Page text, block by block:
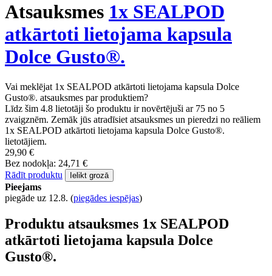
Atsauksmes 1x SEALPOD
atkārtoti lietojama kapsula
Dolce Gusto®.
Vai meklējat 1x SEALPOD atkārtoti lietojama kapsula Dolce
Gusto®. atsauksmes par produktiem?
Līdz šim 4.8 lietotāji šo produktu ir novērtējuši ar 75 no 5
zvaigznēm. Zemāk jūs atradīsiet atsauksmes un pieredzi no reāliem
1x SEALPOD atkārtoti lietojama kapsula Dolce Gusto®.
lietotājiem.
29,90 €
Bez nodokļa: 24,71 €
Rādīt produktu
Ielikt grozā
Pieejams
piegāde uz 12.8. (piegādes iespējas)
Produktu atsauksmes 1x SEALPOD
atkārtoti lietojama kapsula Dolce
Gusto®.